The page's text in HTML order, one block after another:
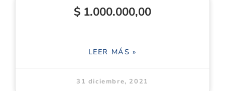
$ 1.000.000,00
LEER MÁS »
31 diciembre, 2021